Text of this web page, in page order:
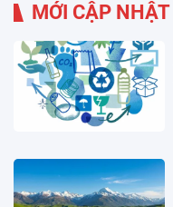
MỚI CẬP NHẬT